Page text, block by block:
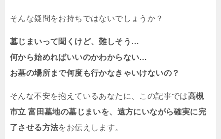
そんな疑問をお持ちではないでしょうか？
墓じまいって聞くけど、難しそう…
何から始めればいいのかわからない…
お墓の場所まで何度も行かなきゃいけないの？
そんな不安を抱えているあなたに、この記事では高槻
市立 富田墓地の墓じまいを、遠方にいながら確実に完
了させる方法をお伝えします。